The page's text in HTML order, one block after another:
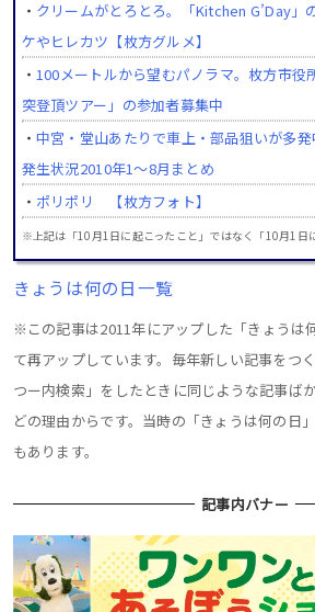
・ クリームがとろとろ。「Kitchen G’Day」
ケやヒレカツ【枚方グルメ】
・ 100メートルから望むパノラマ。枚方市役
突登頂ツアー」の参加者募集中
・ 中宮・堂山あたりで車上・部品狙いが多
発生状況2010年1～8月まとめ
・ ポリポリ 【枚方フォト】
※上記は「10月1日に起こったこと」ではなく「10月1日
きょうは何の日一覧
※この記事は2011年にアップした「きょうは
て再アップしています。毎年新しい記事をつ
つー内検索」をしたときに同じような記事ば
どの理由からです。当時の「きょうは何の日
もあります。
記事内バナー